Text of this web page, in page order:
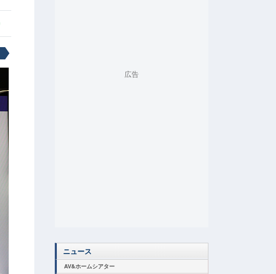
ニュース
AV&ホームシアター